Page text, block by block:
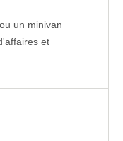
un minivan
et